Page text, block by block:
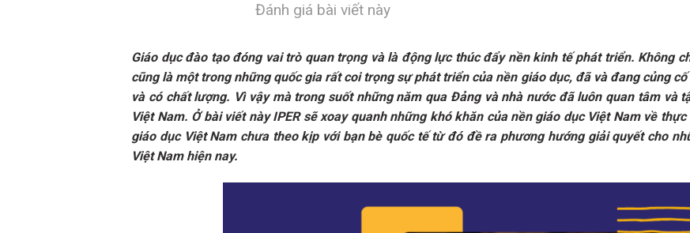
Đánh giá bài viết này
Giáo dục đào tạo đóng vai trò quan trọng và là động lực thúc đẩy nền kinh tế phát triển. Không
cũng là một trong những quốc gia rất coi trọng sự phát triển của nền giáo dục, đã và đang củng
và có chất lượng. Vì vậy mà trong suốt những năm qua Đảng và nhà nước đã luôn quan tâm và
Việt Nam. Ở bài viết này IPER sẽ xoay quanh những khó khăn của nền giáo dục Việt Nam về
giáo dục Việt Nam chưa theo kịp với bạn bè quốc tế từ đó đề ra phương hướng giải quyết cho
Việt Nam hiện nay.